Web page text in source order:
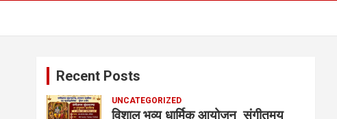
Recent Posts
UNCATEGORIZED
विशाल भव्य धार्मिक आयोजन संगीतमय